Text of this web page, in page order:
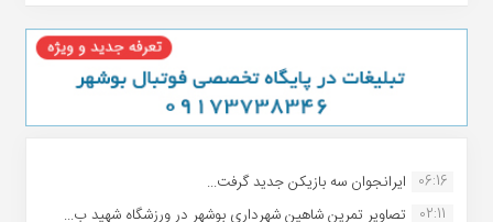
06:16 ایرانجوان سه بازیکن جدید گرفت...
02:11
تصاویر تمرین شاهین شهردارى بوشهر در ورزشگاه شهید ب...